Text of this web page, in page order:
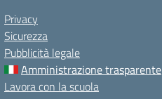
Privacy
Sicurezza
Pubblicità legale
Amministrazione trasparente
Lavora con la scuola